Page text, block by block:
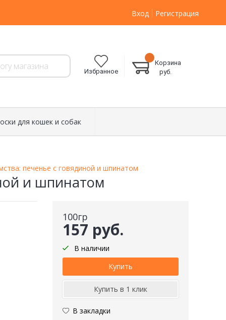
Вход Регистрация
Избранное
Корзина
руб.
для кошек и собак
печенье с говядиной и шпинатом
и шпинатом
100гр
157 руб.
В наличии
В закладки